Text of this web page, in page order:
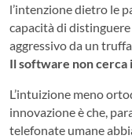
l’intenzione dietro le
capacità di
aggressivo da un
Il software non cerca il
L’intuizione meno
innovazione è che,
telefonate umane